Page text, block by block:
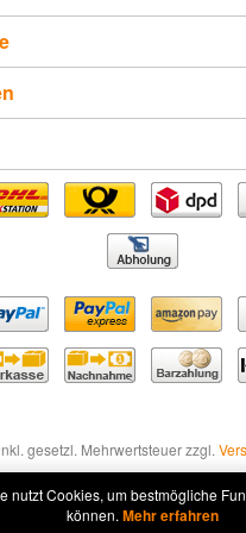
gesetzl. Mehrwertsteuer zzgl.
wenn nicht anders
Widerruf erklären
nutzt Cookies, um bestmögliche
können. Mehr erfahren